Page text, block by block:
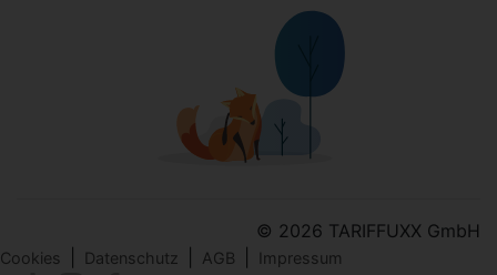
© 2026 TARIFFUXX GmbH
Cookies Datenschutz AGB Impressum